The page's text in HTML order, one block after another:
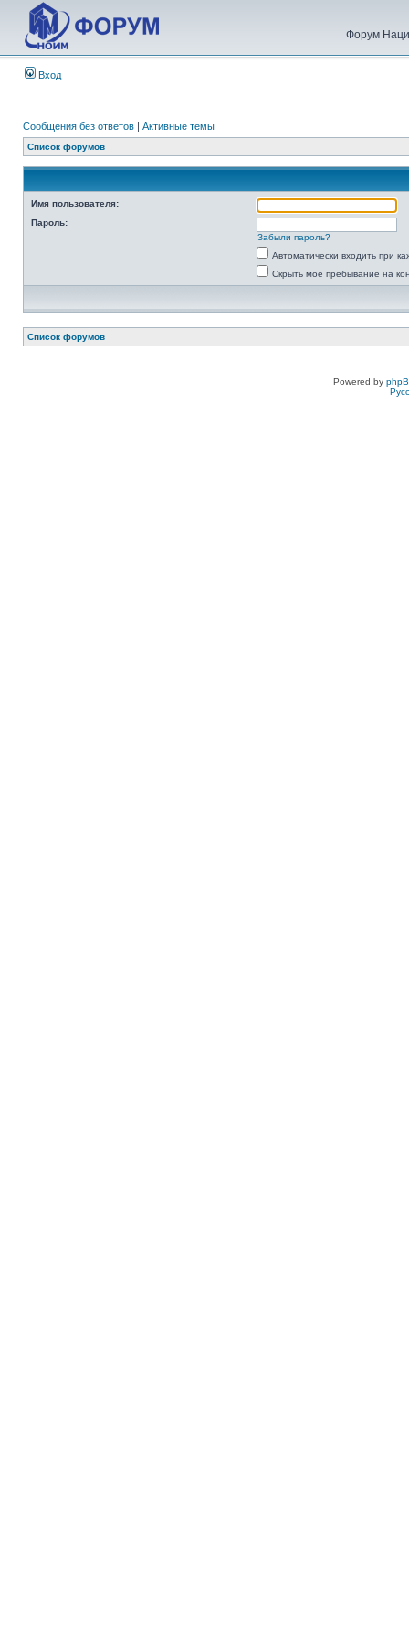
Форум
Вход
Сообщения без ответов | Активные темы
Список форумов
Имя пользователя:
Пароль:
Забыли пароль?
Автоматически входить при
Скрыть моё пребывание на
Список форумов
Powered by